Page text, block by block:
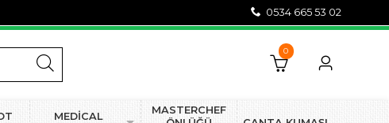
0534 665 53 02
0
MEDİCAL
MASTERCHEF